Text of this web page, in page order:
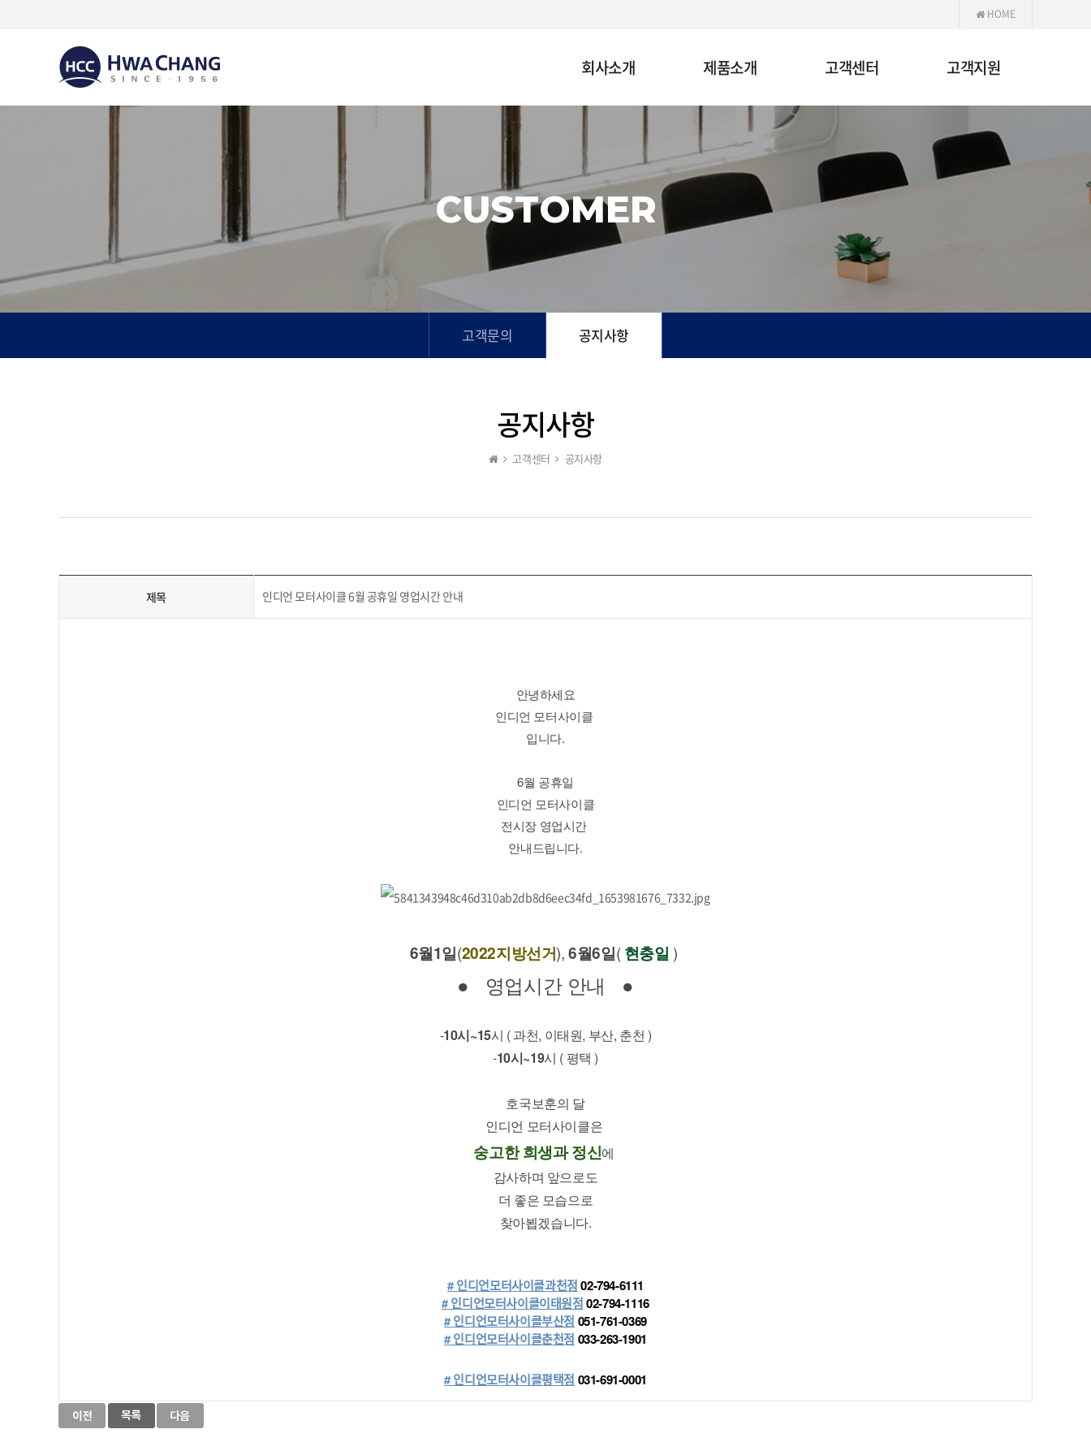
HOME
회사소개 제품소개 고객센터 고객지원
CUSTOMER
고객문의 공지사항
공지사항
고객센터 공지사항
제목 인디언 모터사이클 6월 공휴일 영업시간 안내
안녕하세요
인디언 모터사이클
입니다.
6월 공휴일
인디언 모터사이클
전시장 영업시간
안내드립니다.
6월1일(2022지방선거), 6월6일( 현충일 )
●   영업시간 안내   ●
-10시~15시 ( 과천, 이태원, 부산, 춘천 )
-10시~19시 ( 평택 )
호국보훈의 달
인디언 모터사이클은
숭고한 희생과 정신에
감사하며 앞으로도
더 좋은 모습으로
찾아뵙겠습니다.
# 인디언모터사이클과천점 02-794-6111
# 인디언모터사이클이태원점 02-794-1116
# 인디언모터사이클부산점 051-761-0369
# 인디언모터사이클춘천점 033-263-1901
# 인디언모터사이클평택점 031-691-0001